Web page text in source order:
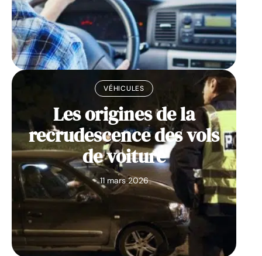
VÉHICULES
Les origines de la
recrudescence des vols
de voiture
11 mars 2026